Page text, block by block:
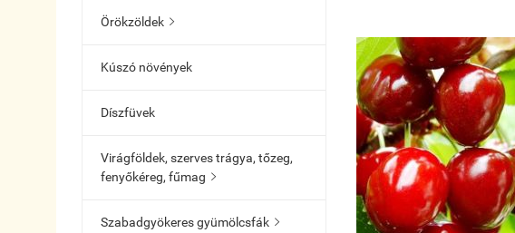
Örökzöldek 
Kúszó növények
Díszfüvek
Virágföldek, szerves trágya, tőzeg,
fenyőkéreg, fűmag 
Szabadgyökeres gyümölcsfák 